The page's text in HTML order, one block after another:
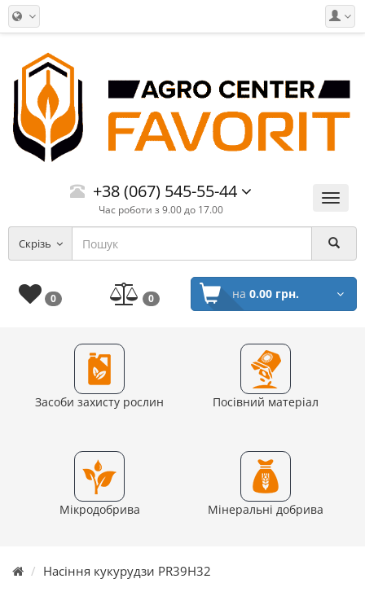
Меню
+38 (067) 545-55-44
Час роботи з 9.00 до 17.00
Скрізь
0 0 на 0.00 грн.
Засоби захисту рослин Посівний матеріал
Мікродобрива Мінеральні добрива
Насіння кукурудзи PR39H32